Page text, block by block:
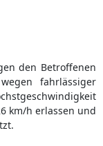
den Betroffenen
fahrlässiger
km/h erlassen und